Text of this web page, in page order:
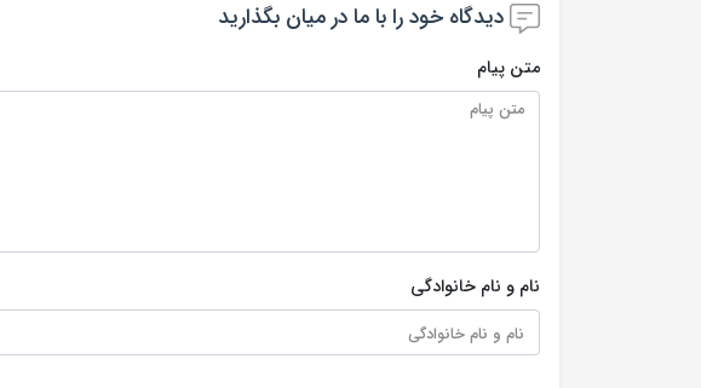
دیدگاه خود را با ما در میان بگذارید
متن پیام
نام و نام خانوادگی